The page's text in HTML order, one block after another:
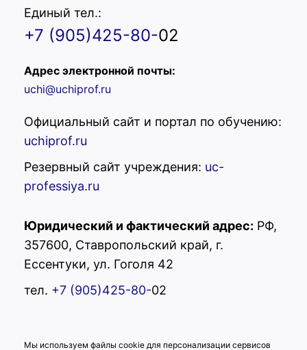
Единый тел.:
+7 (905)425-80-02
Адрес электронной почты:
uchi@uchiprof.ru
Официальный сайт и портал по обучению:
uchiprof.ru
Резервный сайт учреждения: uc-
professiya.ru
Юридический и фактический адрес: РФ,
357600, Ставропольский край, г.
Ессентуки, ул. Гоголя 42
тел. +7 (905)425-80-02
Мы используем файлы cookie для персонализации сервисов